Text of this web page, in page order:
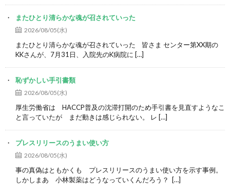
またひとり清らかな魂が召されていった
2026/08/05(水)
またひとり清らかな魂が召されていった 皆さま センター第XX期の
KKさんが、7月31日、入院先のK病院に […]
恥ずかしい手引書類
2026/08/05(水)
厚生労働省は HACCP普及の沈滞打開のため手引書を見直すようなこ
と言っていたが まだ動きは感じられない。 レ […]
プレスリリースのうまい使い方
2026/08/05(水)
事の真偽はともかくも プレスリリースのうまい使い方を示す事例。
しかしまあ 小林製薬はどうなっていくんだろう？ […]